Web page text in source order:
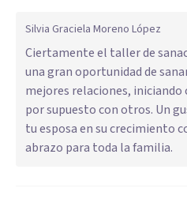
Silvia Graciela Moreno López
Ciertamente el taller de
una gran oportunidad de
mejores relaciones,
por supuesto con otros. Un
tu esposa en su crecimiento
abrazo para toda la familia.